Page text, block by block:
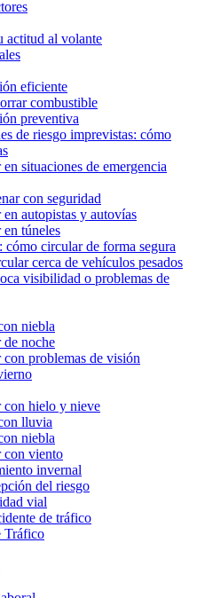
actitud al volante
eficiente
combustible
preventiva
de riesgo imprevistas: cómo
situaciones de emergencia
con seguridad
autopistas y autovías
túneles
cómo circular de forma segura
cerca de vehículos pesados
visibilidad o problemas de
niebla
noche
problemas de visión
con hielo y nieve
lluvia
niebla
con viento
invernal
del riesgo
vial
de tráfico
Tráfico